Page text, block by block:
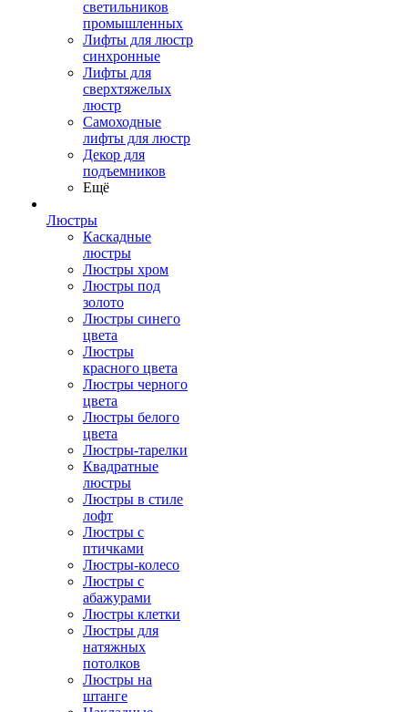
светильников
промышленных
Лифты для люстр
синхронные
Лифты для
сверхтяжелых
люстр
Самоходные
лифты для люстр
Декор для
подъемников
Ещё
Люстры
Каскадные
люстры
Люстры хром
Люстры под
золото
Люстры синего
цвета
Люстры
красного цвета
Люстры черного
цвета
Люстры белого
цвета
Люстры-тарелки
Квадратные
люстры
Люстры в стиле
лофт
Люстры с
птичками
Люстры-колесо
Люстры с
абажурами
Люстры клетки
Люстры для
натяжных
потолков
Люстры на
штанге